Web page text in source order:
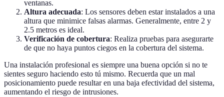
ventanas.
Altura adecuada: Los sensores deben estar instalados a una
altura que minimice falsas alarmas. Generalmente, entre 2 y
2.5 metros es ideal.
Verificación de cobertura: Realiza pruebas para asegurarte
de que no haya puntos ciegos en la cobertura del sistema.
Una instalación profesional es siempre una buena opción si no te
sientes seguro haciendo esto tú mismo. Recuerda que un mal
posicionamiento puede resultar en una baja efectividad del sistema,
aumentando el riesgo de intrusiones.